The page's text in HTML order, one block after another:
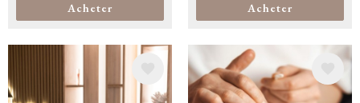
Acheter Acheter
Image Image